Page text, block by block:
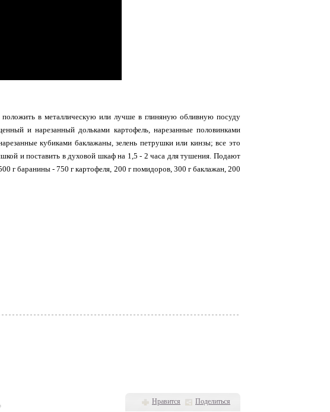
в металлическую или лучше в глиняную обливную посуду
и нарезанный дольками картофель, нарезанные половинками
кубиками баклажаны, зелень петрушки или кинзы; все это
и поставить в духовой шкаф на 1,5 - 2 часа для тушения. Подают
г баранины - 750 г картофеля, 200 г помидоров, 300 г баклажан, 200
Нравится Поделиться